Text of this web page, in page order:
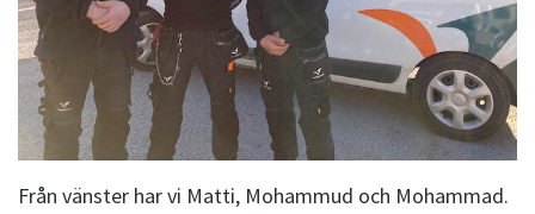
Från vänster har vi Matti, Mohammud och Mohammad.